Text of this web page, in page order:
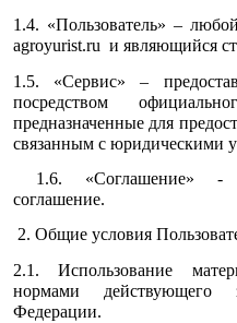
1.4. «Пользователь» –
agroyurist.ru и являющийся
1.5. «Сервис» –
посредством
предназначенные для
связанным с юридическими
1.6. «Соглашение» -
соглашение.
2. Общие условия
2.1. Использование
нормами действующего
Федерации.